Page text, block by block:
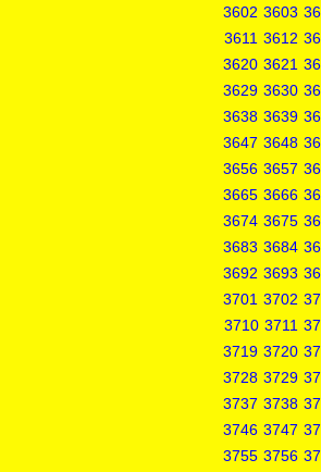
3602 3603
3611 3612
3620 3621
3629 3630
3638 3639
3647 3648
3656 3657
3665 3666
3674 3675
3683 3684
3692 3693
3701 3702
3710 3711
3719 3720
3728 3729
3737 3738
3746 3747
3755 3756